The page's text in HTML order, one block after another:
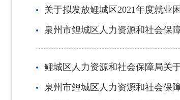
关于拟发放鲤城区2021年度就业
泉州市鲤城区人力资源和社会保
鲤城区人力资源和社会保障局关
泉州市鲤城区人力资源和社会保